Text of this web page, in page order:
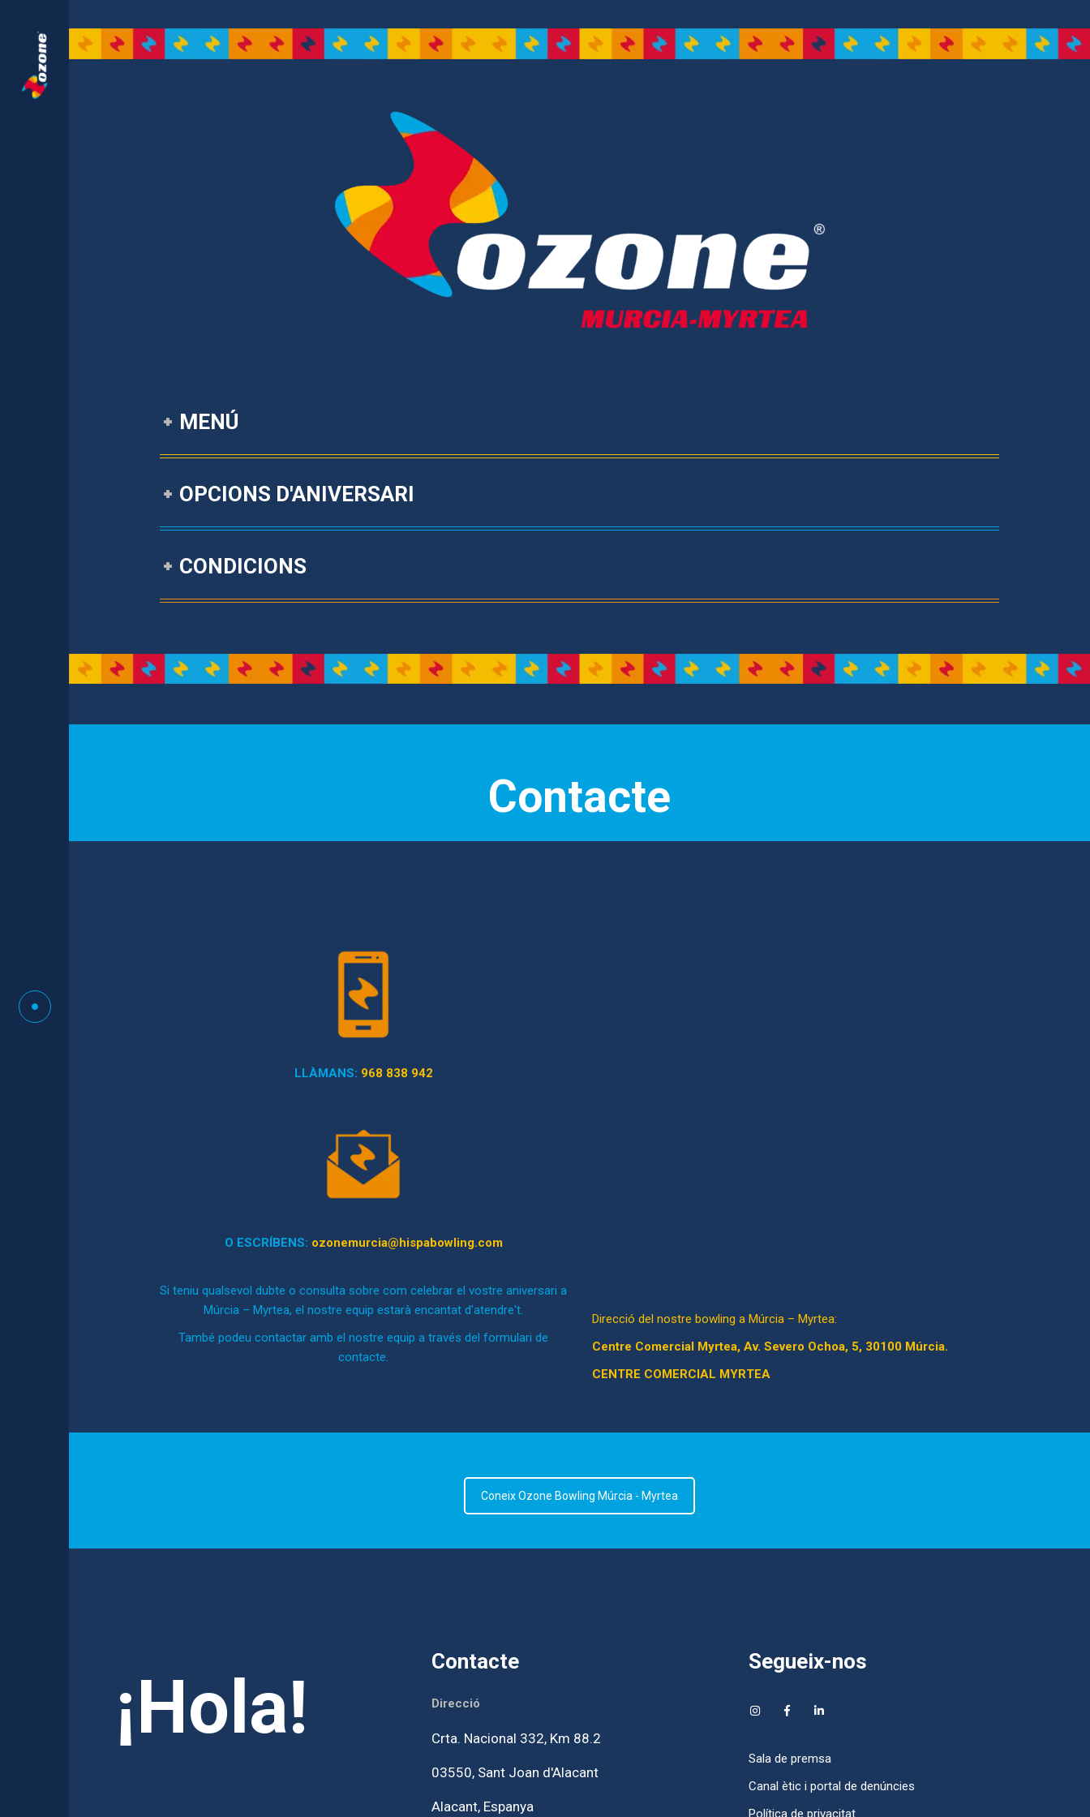
MENÚ
OPCIONS D'ANIVERSARI
CONDICIONS
Contacte
LLÀMANS: 968 838 942
O ESCRÍBENS: ozonemurcia@hispabowling.com
Si teniu qualsevol dubte o consulta sobre com celebrar el vostre aniversari a
Múrcia – Myrtea, el nostre equip estarà encantat d'atendre't.
També podeu contactar amb el nostre equip a través del formulari de
contacte.
Direcció del nostre bowling a Múrcia – Myrtea:
Centre Comercial Myrtea, Av. Severo Ochoa, 5, 30100 Múrcia.
CENTRE COMERCIAL MYRTEA
Coneix Ozone Bowling Múrcia - Myrtea
¡Hola!
Contacte
Direcció
Crta. Nacional 332, Km 88.2
03550, Sant Joan d'Alacant
Alacant, Espanya
Segueix-nos
Sala de premsa
Canal ètic i portal de denúncies
Política de privacitat